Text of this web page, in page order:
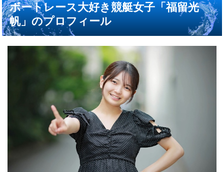
ボートレース大好き競艇女子「福留光
帆」のプロフィール